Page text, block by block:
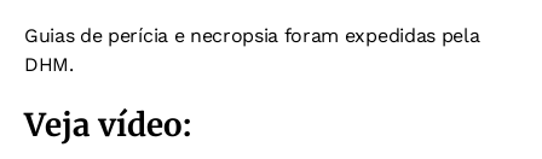
Guias de perícia e necropsia foram expedidas pela
DHM.
Veja vídeo: